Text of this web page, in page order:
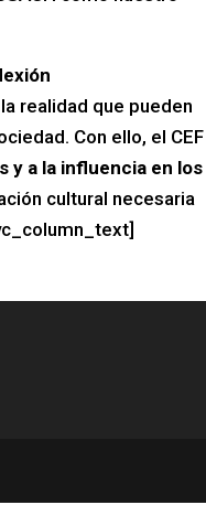
realidad que pueden
Con ello, el CEF
y a la influencia en los
cultural necesaria